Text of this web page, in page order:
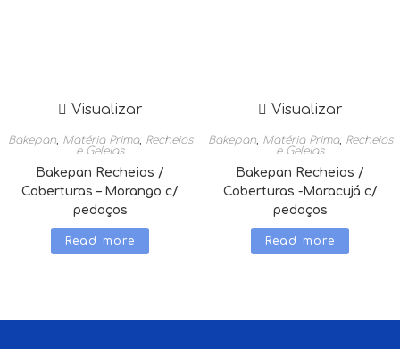
Visualizar
Bakepan, Matéria Prima, Recheios
e Geleias
Bakepan Recheios /
Coberturas – Morango c/
pedaços
Read more
Visualizar
Bakepan, Matéria Prima, Recheios
e Geleias
Bakepan Recheios /
Coberturas -Maracujá c/
pedaços
Read more